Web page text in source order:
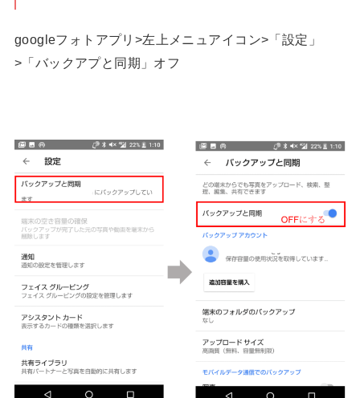
googleフォトアプリ>左上メニュアイコン>「設定」
>「バックアプと同期」オフ